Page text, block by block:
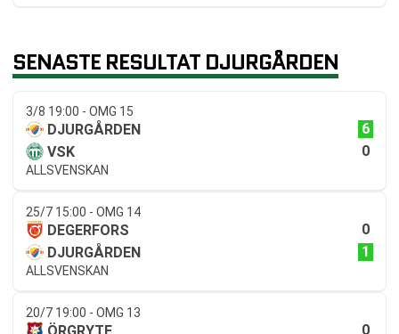
SENASTE RESULTAT DJURGÅRDEN
3/8 19:00 - OMG 15
DJURGÅRDEN
6
VSK
0
ALLSVENSKAN
25/7 15:00 - OMG 14
DEGERFORS
0
DJURGÅRDEN
1
ALLSVENSKAN
20/7 19:00 - OMG 13
0